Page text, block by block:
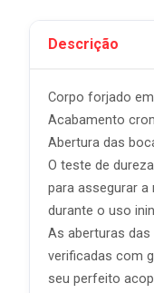
Descrição
Corpo forjado
Acabamento
Abertura das
O teste de
para assegurar a
durante o uso
As aberturas
verificadas com
seu perfeito